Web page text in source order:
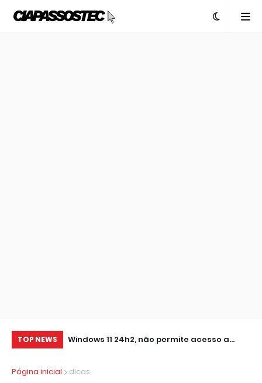
TOP NEWS
IMPRESSORA
Windows 11 24h2, não permite acesso a
outros
Página inicial dicas